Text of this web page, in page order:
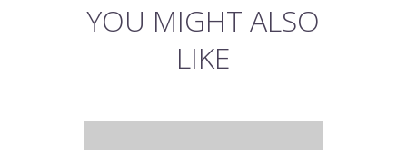
YOU MIGHT ALSO
LIKE